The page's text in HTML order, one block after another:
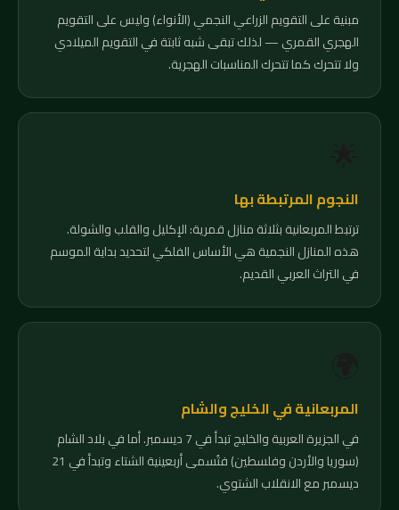
مبنية على التقويم الزراعي النجمي (الأنواء) وليس على التقويم
الهجري القمري — لذلك تبقى شبه ثابتة في التقويم الميلادي
ولا تتحرك كما تتحرك المناسبات الهجرية.
النجوم المرتبطة بها
ترتبط المربعانية بثلاثة منازل قمرية: الإكليل والقلب والشولة.
هذه المنازل النجمية هي الأساس الفلكي لتحديد بداية الموسم
في التراث العربي القديم.
المربعانية في الخليج والشام
في الجزيرة العربية والخليج تبدأ في 7 ديسمبر. أما في بلاد الشام
(سوريا والأردن وفلسطين) فتُسمى أربعينية الشتاء وتبدأ في 21
ديسمبر مع الانقلاب الشتوي.